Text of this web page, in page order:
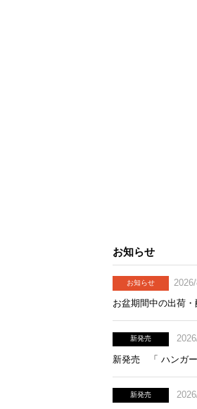
お知らせ
お知らせ
お盆期間中の出荷
新発売
新発売 「 ハンガー
新発売